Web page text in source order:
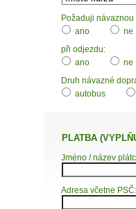
Požaduji
ano
ne
při odjezdu:
ano
ne
Druh návazné
autobus
PLATBA
Jméno / název
Adresa včetne PSČ: